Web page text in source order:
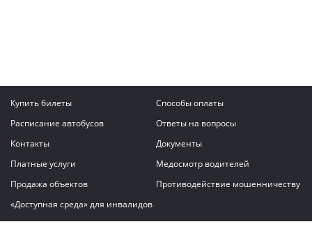
Купить билеты
Способы оплаты
Расписание автобусов
Ответы на вопросы
Контакты
Документы
Платные услуги
Медосмотр водителей
Продажа объектов
Противодействие мошенничеству
«Доступная среда» для инвалидов